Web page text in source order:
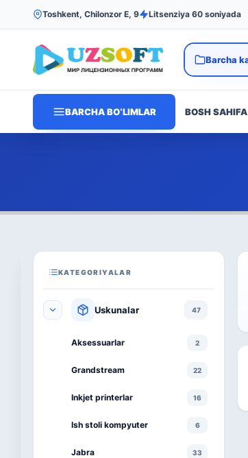
Toshkent, Chilonzor E, 9 Litsenziya 60 soniyada
BARCHA BO‘LIMLAR BOSH SAHIFA
KATEGORIYALAR
Uskunalar 47
Aksessuarlar 2
Grandstream 22
Inkjet printerlar 16
Ish stoli kompyuter 6
Jabra 33